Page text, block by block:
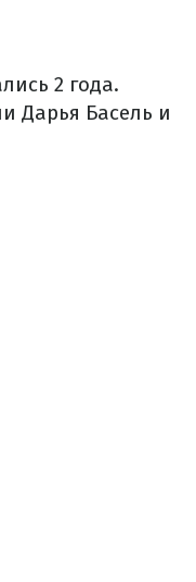
2 года.
Дарья Басель и